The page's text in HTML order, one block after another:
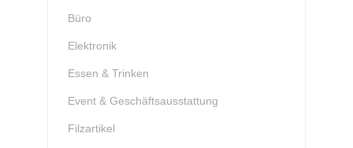
Büro
Elektronik
Essen & Trinken
Event & Geschäftsausstattung
Filzartikel